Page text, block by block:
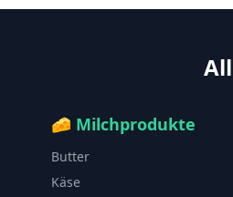
🧀 Milchprodukte
Butter
Käse